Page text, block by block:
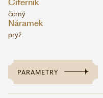
Ciferník
černý
Náramek
pryž
PARAMETRY